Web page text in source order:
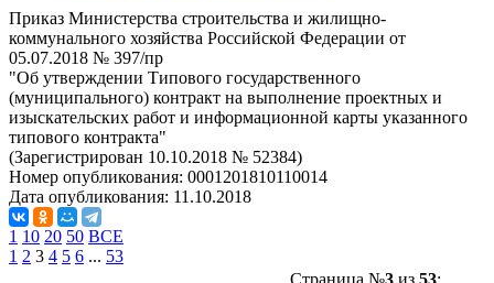
Приказ Министерства строительства и жилищно-
коммунального хозяйства Российской Федерации от
05.07.2018 № 397/пр
"Об утверждении Типового государственного
(муниципального) контракт на выполнение проектных и
изыскательских работ и информационной карты указанного
типового контракта"
(Зарегистрирован 10.10.2018 № 52384)
Номер опубликования: 0001201810110014
Дата опубликования: 11.10.2018
1 10 20 50 ВСЕ
1 2 3 4 5 6 ... 53
Страница №3из 53: